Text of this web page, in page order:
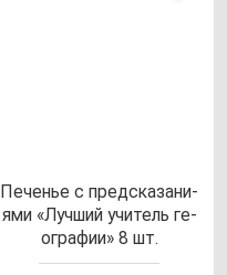
Печенье с пред­ска­за­ни­
ями «Луч­ший учи­тель ге­
ог­ра­фии» 8 шт.